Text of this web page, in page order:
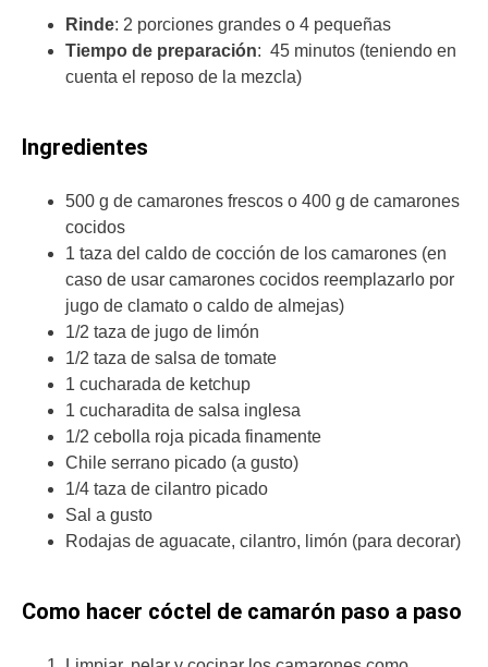
Rinde: 2 porciones grandes o 4 pequeñas
Tiempo de preparación: 45 minutos (teniendo en
cuenta el reposo de la mezcla)
Ingredientes
500 g de camarones frescos o 400 g de camarones
cocidos
1 taza del caldo de cocción de los camarones (en
caso de usar camarones cocidos reemplazarlo por
jugo de clamato o caldo de almejas)
1/2 taza de jugo de limón
1/2 taza de salsa de tomate
1 cucharada de ketchup
1 cucharadita de salsa inglesa
1/2 cebolla roja picada finamente
Chile serrano picado (a gusto)
1/4 taza de cilantro picado
Sal a gusto
Rodajas de aguacate, cilantro, limón (para decorar)
Como hacer cóctel de camarón paso a paso